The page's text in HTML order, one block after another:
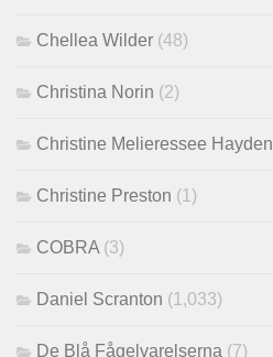
Chellea Wilder (48)
Christina Norin (2)
Christine Melieressee Hayden
Christine Preston (1)
COBRA (3)
Daniel Scranton (1,033)
De Blå Fågelvarelserna (7)